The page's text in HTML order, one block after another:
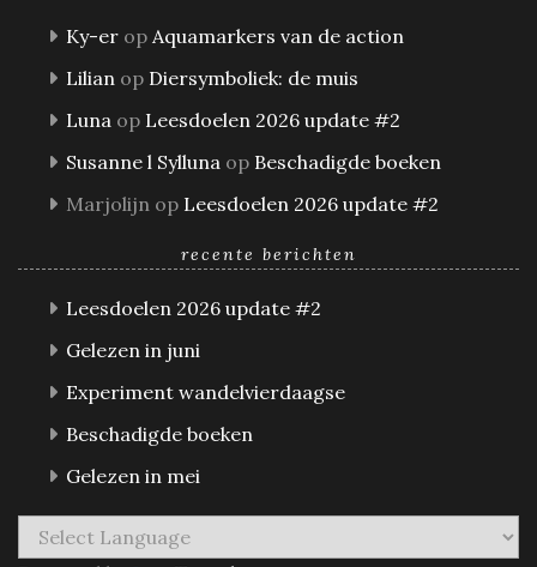
Ky-er op Aquamarkers van de action
Lilian op Diersymboliek: de muis
Luna op Leesdoelen 2026 update #2
Susanne l Sylluna op Beschadigde boeken
Marjolijn op Leesdoelen 2026 update #2
recente berichten
Leesdoelen 2026 update #2
Gelezen in juni
Experiment wandelvierdaagse
Beschadigde boeken
Gelezen in mei